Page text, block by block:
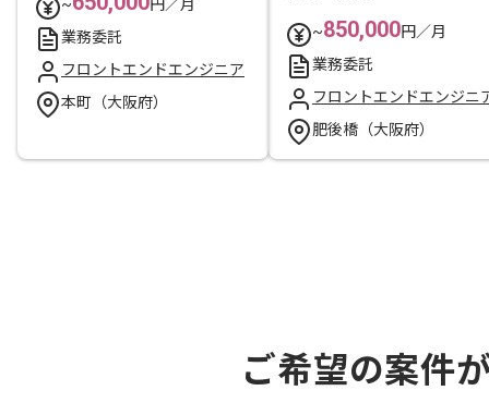
~
円／月
業務委託
フロントエンドエンジニア
本町（大阪府）
~850,000円／月
業務委託
フロントエンドエンジニ
肥後橋（大阪府）
ご希望の案件